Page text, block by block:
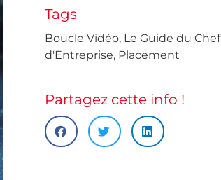
Tags
Boucle Vidéo, Le Guide du Chef
d'Entreprise, Placement
Partagez cette info !